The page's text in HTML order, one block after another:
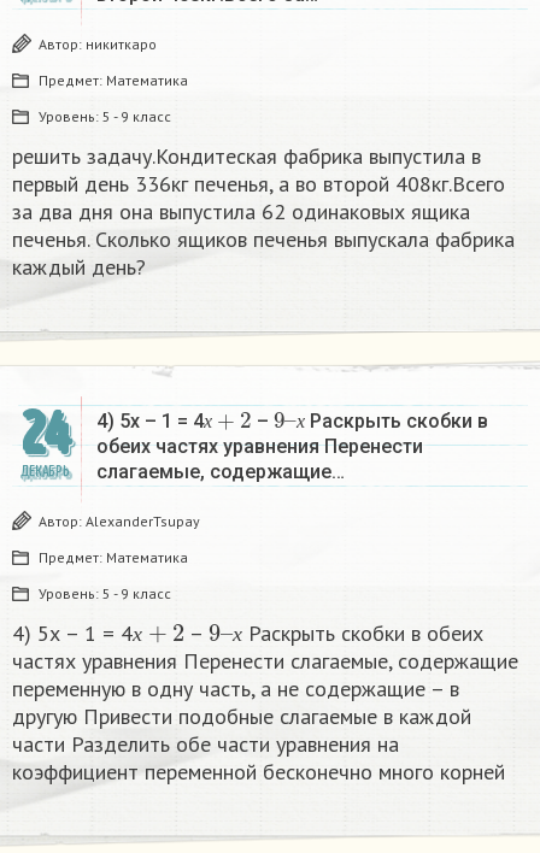
Автор: никиткаро
Предмет: Математика
Уровень: 5 - 9 класс
решить задачу.Кондитеская фабрика выпустила в
первый день 336кг печенья, а во второй 408кг.Всего
за два дня она выпустила 62 одинаковых ящика
печенья. Сколько ящиков печенья выпускала фабрика
каждый день?
24
ДЕКАБРЬ
4) 5х – 1 = 4х
х+2
– х
9–
х
Раскрыть скобки в
обеих частях уравнения Перенести
слагаемые, содержащие…
Автор: AlexanderTsupay
Предмет: Математика
Уровень: 5 - 9 класс
4) 5х – 1 = 4х – х
9х
Раскрыть скобки в обеих
частях уравнения Перенести слагаемые, содержащие
переменную в одну часть, а не содержащие – в
другую Привести подобные слагаемые в каждой
части Разделить обе части уравнения на
коэффициент переменной бесконечно много корней​